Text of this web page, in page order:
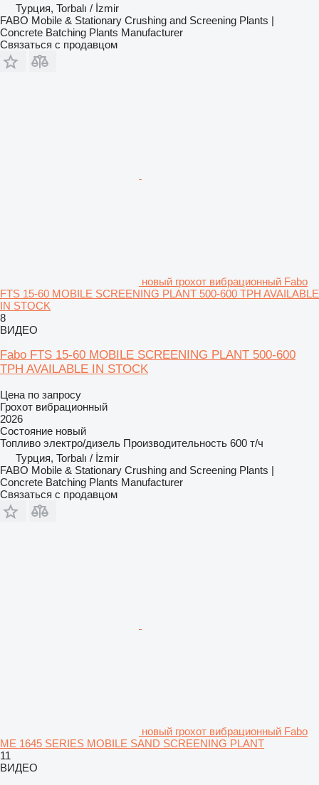
Турция, Torbalı / İzmir
FABO Mobile & Stationary Crushing and Screening Plants |
Concrete Batching Plants Manufacturer
Связаться с продавцом
новый грохот вибрационный Fabo
FTS 15-60 MOBILE SCREENING PLANT 500-600 TPH AVAILABLE
IN STOCK
8
ВИДЕО
Fabo FTS 15-60 MOBILE SCREENING PLANT 500-600
TPH AVAILABLE IN STOCK
Цена по запросу
Грохот вибрационный
2026
Состояние новый
Топливо электро/дизель Производительность 600 т/ч
Турция, Torbalı / İzmir
FABO Mobile & Stationary Crushing and Screening Plants |
Concrete Batching Plants Manufacturer
Связаться с продавцом
новый грохот вибрационный Fabo
ME 1645 SERIES MOBILE SAND SCREENING PLANT
11
ВИДЕО